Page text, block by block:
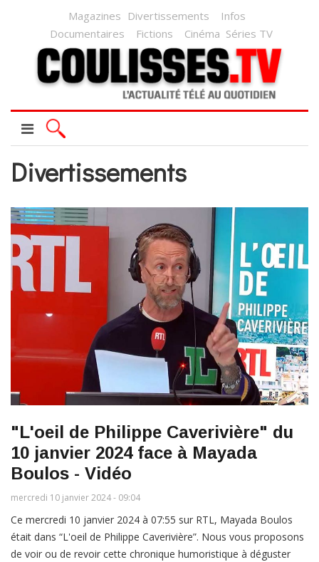
Magazines Divertissements
Infos
Documentaires
Fictions Cinéma Séries TV
Divertissements
"L'oeil de Philippe Caverivière" du
10 janvier 2024 face à Mayada
Boulos - Vidéo
mercredi 10 janvier 2024 - 09:04
Ce mercredi 10 janvier 2024 à 07:55 sur RTL, Mayada Boulos
était dans “L'oeil de Philippe Caverivière”. Nous vous proposons
de voir ou de revoir cette chronique humoristique à déguster